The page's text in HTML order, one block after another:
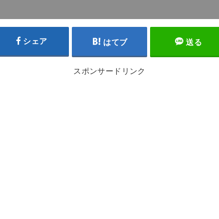
シェア はてブ 送る
スポンサードリンク